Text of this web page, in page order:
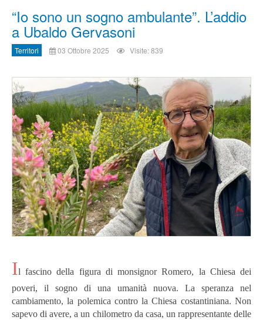
“Io sono un sogno ambulante”. L’addio
a Ubaldo Gervasoni
Territori 03 Ottobre 2025 Visite: 839
Il fascino della figura di monsignor Romero, la Chiesa dei
poveri, il sogno di una umanità nuova. La speranza nel
cambiamento, la polemica contro la Chiesa costantiniana. Non
sapevo di avere, a un chilometro da casa, un rappresentante delle